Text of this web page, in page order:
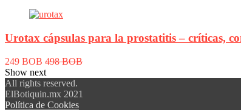
Urotax cápsulas para la prostatitis – críticas,
249 BOB 498 BOB
Show next
All rights reserved.
ElBotiquin.mx 2021
Política de Cookies